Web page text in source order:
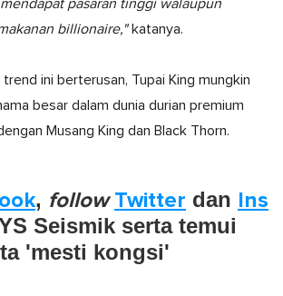
pasaran tinggi walaupun
billionaire,"katanya.
trend ini berterusan, Tupai King mungkin
besar dalam dunia durian premium
Musang King dan Black Thorn.
, follow Twitter dan Ins
Seismik serta temui
'mesti kongsi'